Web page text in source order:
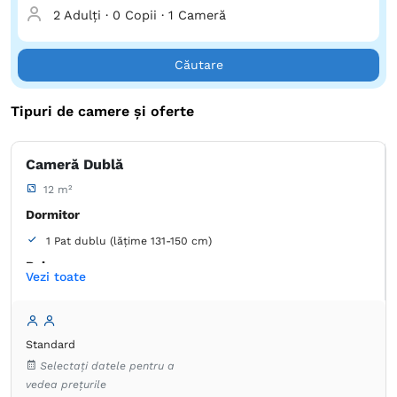
Castelul Bran, Poiana Brașov și multe altele. Bucură-te de
trasee turistice și activități în aer liber precum bungee
jumping, tiroliana, escaladă, mountain bike sau
echitație. Renovată în 2018, Casa Dacică Râșnov este situată
la doar 200 de metri de Restaurantul La Promenada și la
acum pentru a experimenta autenticitatea și confortul la
2 Adulți · 0 Copii · 1 Cameră
Căutare
Tipuri de camere și oferte
Cameră Dublă
12 m²
Dormitor
1 Pat dublu (lățime 131-150 cm)
Baie
Garderobă
Pardoseală de lemn sau parchet
Vezi toate
Standard
Selectați datele pentru a
vedea prețurile